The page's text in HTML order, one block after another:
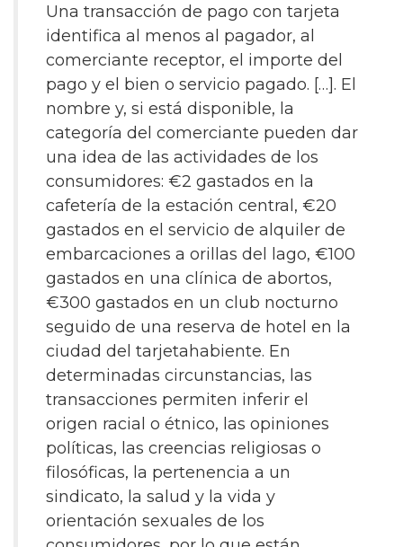
Una transacción de pago con tarjeta
identifica al menos al pagador, al
comerciante receptor, el importe del
pago y el bien o servicio pagado. […]. El
nombre y, si está disponible, la
categoría del comerciante pueden dar
una idea de las actividades de los
consumidores: €2 gastados en la
cafetería de la estación central, €20
gastados en el servicio de alquiler de
embarcaciones a orillas del lago, €100
gastados en una clínica de abortos,
€300 gastados en un club nocturno
seguido de una reserva de hotel en la
ciudad del tarjetahabiente. En
determinadas circunstancias, las
transacciones permiten inferir el
origen racial o étnico, las opiniones
políticas, las creencias religiosas o
filosóficas, la pertenencia a un
sindicato, la salud y la vida y
orientación sexuales de los